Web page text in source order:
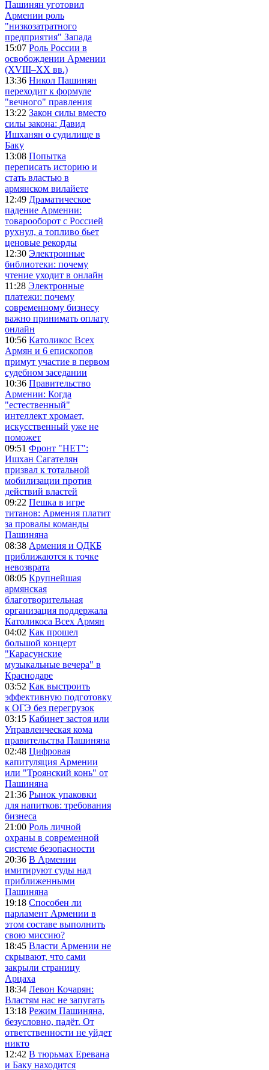
Пашинян уготовил
Армении роль
"низкозатратного
предприятия" Запада
15:07 Роль России в
освобождении Армении
(XVIII–XX вв.)
13:36 Никол Пашинян
переходит к формуле
"вечного" правления
13:22 Закон силы вместо
силы закона: Давид
Ишханян о судилище в
Баку
13:08 Попытка
переписать историю и
стать властью в
армянском вилайете
12:49 Драматическое
падение Армении:
товарооборот с Россией
рухнул, а топливо бьет
ценовые рекорды
12:30 Электронные
библиотеки: почему
чтение уходит в онлайн
11:28 Электронные
платежи: почему
современному бизнесу
важно принимать оплату
онлайн
10:56 Католикос Всех
Армян и 6 епископов
примут участие в первом
судебном заседании
10:36 Правительство
Армении: Когда
"естественный"
интеллект хромает,
искусственный уже не
поможет
09:51 Фронт "НЕТ":
Ишхан Сагателян
призвал к тотальной
мобилизации против
действий властей
09:22 Пешка в игре
титанов: Армения платит
за провалы команды
Пашиняна
08:38 Армения и ОДКБ
приближаются к точке
невозврата
08:05 Крупнейшая
армянская
благотворительная
организация поддержала
Католикоса Всех Армян
04:02 Как прошел
большой концерт
"Карасунские
музыкальные вечера" в
Краснодаре
03:52 Как выстроить
эффективную подготовку
к ОГЭ без перегрузок
03:15 Кабинет застоя или
Управленческая кома
правительства Пашиняна
02:48 Цифровая
капитуляция Армении
или "Троянский конь" от
Пашиняна
21:36 Рынок упаковки
для напитков: требования
бизнеса
21:00 Роль личной
охраны в современной
системе безопасности
20:36 В Армении
имитируют суды над
приближенными
Пашиняна
19:18 Способен ли
парламент Армении в
этом составе выполнить
свою миссию?
18:45 Власти Армении не
скрывают, что сами
закрыли страницу
Арцаха
18:34 Левон Кочарян:
Властям нас не запугать
13:18 Режим Пашиняна,
безусловно, падёт. От
ответственности не уйдет
никто
12:42 В тюрьмах Еревана
и Баку находится